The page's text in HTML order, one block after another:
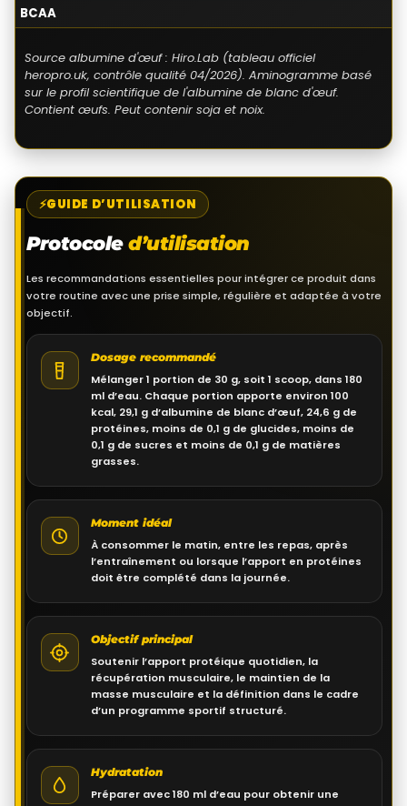
BCAA
Source albumine d'œuf : Hiro.Lab (tableau officiel
heropro.uk, contrôle qualité 04/2026). Aminogramme basé
sur le profil scientifique de l'albumine de blanc d'œuf.
Contient œufs. Peut contenir soja et noix.
GUIDE D’UTILISATION
Protocoled’utilisation
Les recommandations essentielles pour intégrer ce produit dans
votre routine avec une prise simple, régulière et adaptée à votre
objectif.
Dosage recommandé
Mélanger 1 portion de 30 g, soit 1 scoop, dans 180
ml d’eau. Chaque portion apporte environ 100
kcal, 29,1 g d’albumine de blanc d’œuf, 24,6 g de
protéines, moins de 0,1 g de glucides, moins de
0,1 g de sucres et moins de 0,1 g de matières
grasses.
Moment idéal
À consommer le matin, entre les repas, après
l’entraînement ou lorsque l’apport en protéines
doit être complété dans la journée.
Objectif principal
Soutenir l’apport protéique quotidien, la
récupération musculaire, le maintien de la
masse musculaire et la définition dans le cadre
d’un programme sportif structuré.
Hydratation
Préparer avec 180 ml d’eau pour obtenir une